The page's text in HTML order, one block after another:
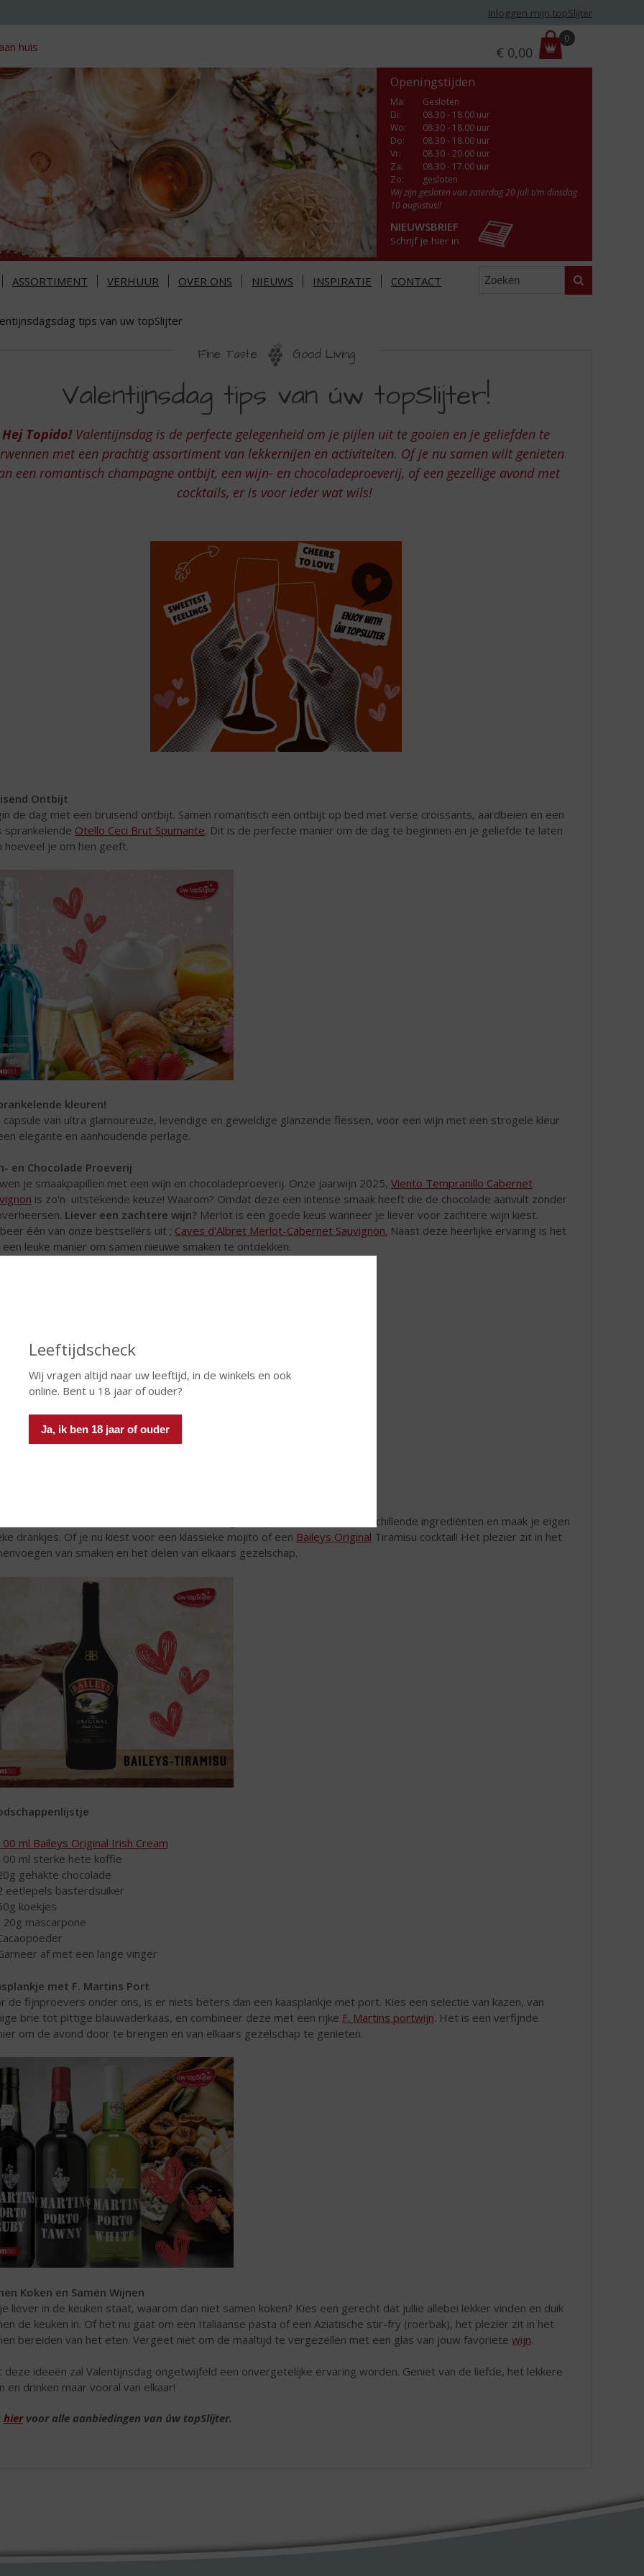
Leeftijdscheck
Wij vragen altijd naar uw leeftijd, in de winkels en ook
online. Bent u 18 jaar of ouder?
Ja, ik ben 18 jaar of ouder
Inloggen mijn topSlijter
huis
r
i
€ 0,00
0
Openingstijden
Ma:
Gesloten
Di:
08.30 - 18.00 uur
Wo:
08.30 - 18.00 uur
Do:
08.30 - 18.00 uur
Vr:
08.30 - 20.00 uur
Za:
08.30 - 17.00 uur
Zo:
gesloten
Wij zijn gesloten van zaterdag 20 juli t/m dinsdag
10 augustus!!
NIEUWSBRIEF
Schrijf je hier in
ASSORTIMENT VERHUUR OVER ONS NIEUWS INSPIRATIE CONTACT Zoeken
tips van uw topSlijter
Fine Taste Good Living
Valentijnsdag tips van úw topSlijter!
Hej Topido!Valentijnsdag is de perfecte gelegenheid om je pijlen uit te gooien en je geliefden te
met een prachtig assortiment van lekkernijen en activiteiten. Of je nu samen wilt genieten
een romantisch champagne ontbijt, een wijn- en chocoladeproeverij, of een gezellige avond met
cocktails, er is voor ieder wat wils!
Ontbijt
de dag met een bruisend ontbijt. Samen romantisch een ontbijt op bed met verse croissants, aardbeien en een
sprankelende Otello Ceci Brut Spumante. Dit is de perfecte manier om de dag te beginnen en je geliefde te laten
hoeveel je om hen geeft.
kleuren!
capsule van ultra glamoureuze, levendige en geweldige glanzende flessen, voor een wijn met een strogele kleur
elegante en aanhoudende perlage.
en Chocolade Proeverij
je smaakpapillen met een wijn en chocoladeproeverij. Onze jaarwijn 2025, Viento Tempranillo Cabernet
is zo'n uitstekende keuze! Waarom? Omdat deze een intense smaak heeft die de chocolade aanvult zonder
Liever een zachtere wijn? Merlot is een goede keus wanneer je liever voor zachtere wijn kiest.
één van onze bestsellers uit ; Caves d'Albret Merlot-Cabernet Sauvignon. Naast deze heerlijke ervaring is het
een leuke manier om samen nieuwe smaken te ontdekken.
samen cocktails en creëer nieuwe herinneringen. Experimenteer met verschillende ingrediënten en maak je eigen
drankjes. Of je nu kiest voor een klassieke mojito of een Baileys Original Tiramisu cocktail! Het plezier zit in het
van smaken en het delen van elkaars gezelschap.
ml Baileys Original Irish Cream
ml sterke hete koffie
gehakte chocolade
eetlepels basterdsuiker
koekjes
mascarpone
af met een lange vinger
met F. Martins Port
de fijnproevers onder ons, is er niets beters dan een kaasplankje met port. Kies een selectie van kazen, van
brie tot pittige blauwaderkaas, en combineer deze met een rijke F. Martins portwijn. Het is een verfijnde
om de avond door te brengen en van elkaars gezelschap te genieten.
Koken en Samen Wijnen
liever in de keuken staat, waarom dan niet samen koken? Kies een gerecht dat jullie allebei lekker vinden en duik
de keuken in. Of het nu gaat om een Italiaanse pasta of een Aziatische stir-fry (roerbak), het plezier zit in het
bereiden van het eten. Vergeet niet om de maaltijd te vergezellen met een glas van jouw favoriete wijn.
deze ideeën zal Valentijnsdag ongetwijfeld een onvergetelijke ervaring worden. Geniet van de liefde, het lekkere
en drinken maar vooral van elkaar!
hiervoor alle aanbiedingen van úw topSlijter.